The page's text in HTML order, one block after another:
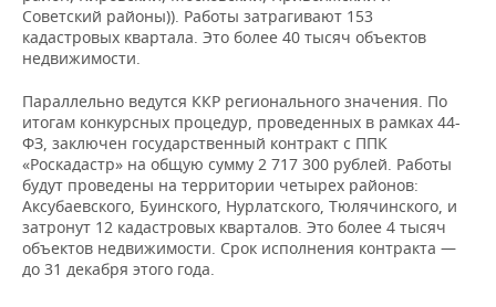
Советский районы)). Работы затрагивают 153
кадастровых квартала. Это более 40 тысяч объектов
недвижимости.
Параллельно ведутся ККР регионального значения. По
итогам конкурсных процедур, проведенных в рамках 44-
ФЗ, заключен государственный контракт с ППК
«Роскадастр» на общую сумму 2 717 300 рублей. Работы
будут проведены на территории четырех районов:
Аксубаевского, Буинского, Нурлатского, Тюлячинского, и
затронут 12 кадастровых кварталов. Это более 4 тысяч
объектов недвижимости. Срок исполнения контракта —
до 31 декабря этого года.